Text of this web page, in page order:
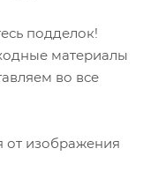
подделок!
материалы
во все
от изображения